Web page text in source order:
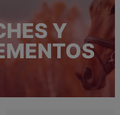
Y